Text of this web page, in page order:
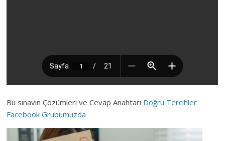
Bu sınavın Çözümleri ve Cevap Anahtarı Doğru Tercihler
Facebook Grubumuzda